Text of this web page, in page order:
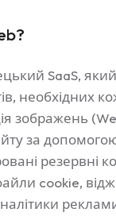
SaaS,
необхідних
зображень
за
резервні
cookie,